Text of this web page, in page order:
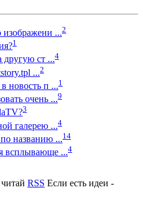
изображени ...2
1
другую ст ...4
...2
новость п ...1
очень ...9
3
галерею ...4
названию ...14
всплывающе ...4
RSS Если есть идеи -